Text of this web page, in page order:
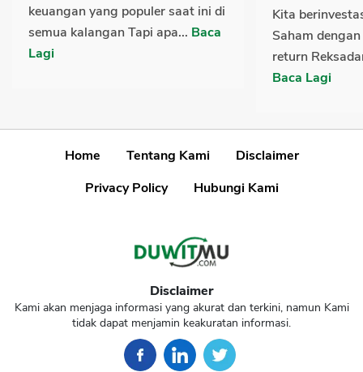
keuangan yang populer saat ini di
semua kalangan Tapi apa... Baca
Lagi
Kita
Saham
return
Baca Lagi
Home Tentang Kami
Disclaimer
Privacy Policy
Hubungi Kami
Disclaimer
Kami akan menjaga informasi yang akurat dan terkini, namun Kami
tidak dapat menjamin keakuratan informasi.